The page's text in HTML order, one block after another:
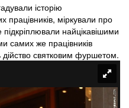
історію
працівників, міркували про
найцікавішими
самих же працівників
святковим фуршетом.